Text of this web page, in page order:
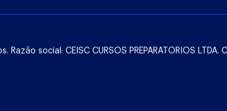
social: CEISC CURSOS PREPARATORIOS LTDA.